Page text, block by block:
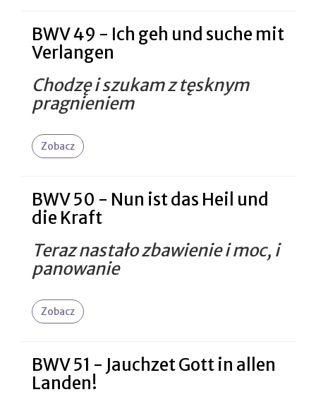
BWV 49 - Ich geh und suche mit
Verlangen
Chodzę i szukam z tęsknym
pragnieniem
Zobacz
BWV 50 - Nun ist das Heil und
die Kraft
Teraz nastało zbawienie i moc, i
panowanie
Zobacz
BWV 51 - Jauchzet Gott in allen
Landen!